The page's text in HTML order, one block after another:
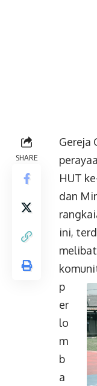
SHARE
Gereja
HUT
dan
ini,
p
er
lo
m
b
a